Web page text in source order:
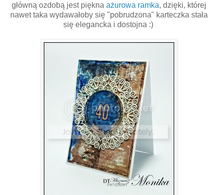
główną ozdobą jest piękna ażurowa ramka, dzięki, której
nawet taka wydawałoby się "pobrudzona" karteczka stała
się elegancka i dostojna :)